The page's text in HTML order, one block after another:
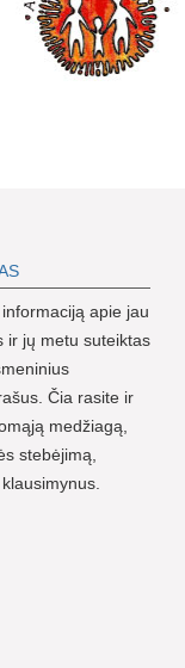
apie jau
ir jų metu suteiktas
Čia rasite ir
medžiagą,
stebėjimą,